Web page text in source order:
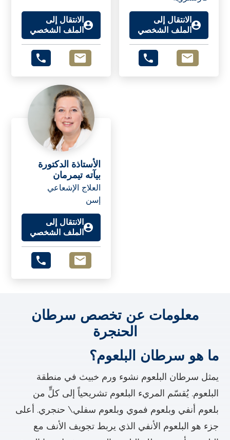
الانتقال إلى
الملف الشخصي
الانتقال إلى
الملف الشخصي
الأستاذة الدكتورة
بيآته تيمرمان
العلاج الإشعاعي
إسن
الانتقال إلى
الملف الشخصي
معلومات عن تخصص سرطان
الحنجرة
ما هو سرطان البلعوم؟
يمثل سرطان البلعوم نشوء ورم خبيث في منطقة
البلعوم. يُقسّم المريء البلعوم تشريحياً إلى كلٍّ من
بلعوم أنفي وبلعوم فموي وبلعوم سفلي\ حنجري. أعلى
جزء هو البلعوم الأنفي الذي يربط تجويف الأنف مع